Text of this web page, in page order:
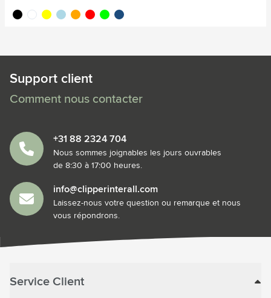
noir blancjaunebleu clair
orangerougelime bleu foncé
Support client
Comment nous contacter
+31 88 2324 704
Nous sommes joignables les jours ouvrables
de 8:30 à 17:00 heures.
info@clipperinterall.com
Laissez-nous votre question ou remarque et nous
vous répondrons.
Service Client